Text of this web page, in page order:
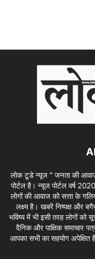
लोक टूडे न्यूज " जनता की
पोर्टल है। न्यूज पोर्टल वर्ष
लोगों की आवाज को सत्ता के
लक्ष्य है। खबरें निष्पक्ष और
भविष्य में भी इसी तरह लोगों
दैनिक और पाक्षिक समाचार
आपका सभी का सहयोग